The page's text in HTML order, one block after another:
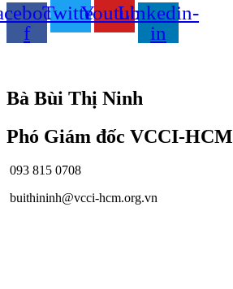
f
TwitterYoutubeLinkedin-
in
Bà Bùi Thị Ninh
Phó Giám đốc VCCI-HCM
093 815 0708
buithininh@vcci-hcm.org.vn